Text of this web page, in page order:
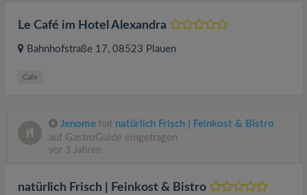
Le Café im Hotel Alexandra
Bahnhofstraße 17, 08523 Plauen
Cafe
Jenome hat natürlich Frisch | Feinkost & Bistro
auf GastroGuide eingetragen
vor 3 Jahren
natürlich Frisch | Feinkost & Bistro